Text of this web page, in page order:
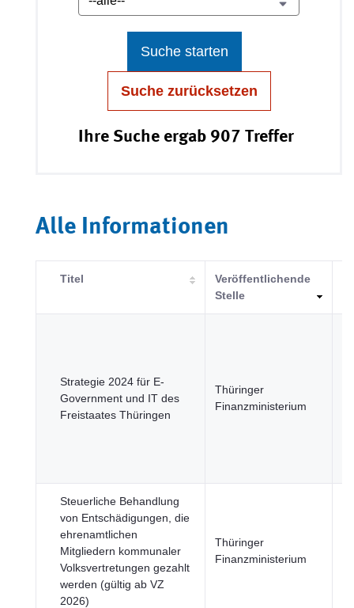
Suche starten
Suche zurücksetzen
Ihre Suche ergab 907 Treffer
Alle Informationen
Titel
Veröffentlichende
Stelle
Strategie 2024 für E-
Government und IT des
Freistaates Thüringen
Thüringer
Finanzministerium
Steuerliche Behandlung
von Entschädigungen, die
ehrenamtlichen
Mitgliedern kommunaler
Volksvertretungen gezahlt
werden (gültig ab VZ
2026)
Thüringer
Finanzministerium